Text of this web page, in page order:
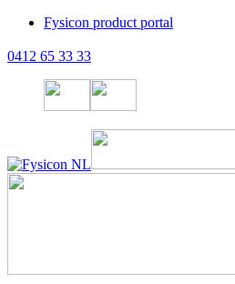
Fysicon product portal
0412 65 33 33